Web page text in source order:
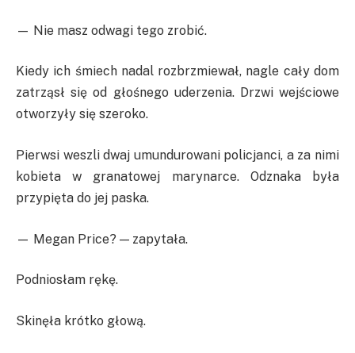
— Nie masz odwagi tego zrobić.
Kiedy ich śmiech nadal rozbrzmiewał, nagle cały dom
zatrząsł się od głośnego uderzenia. Drzwi wejściowe
otworzyły się szeroko.
Pierwsi weszli dwaj umundurowani policjanci, a za nimi
kobieta w granatowej marynarce. Odznaka była
przypięta do jej paska.
— Megan Price? — zapytała.
Podniosłam rękę.
Skinęła krótko głową.